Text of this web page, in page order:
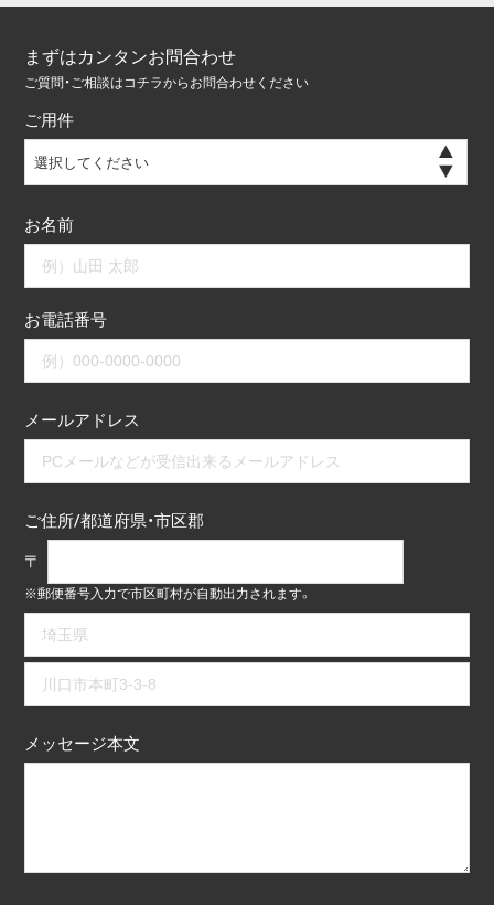
まずはカンタンお問合わせ
ご質問・ご相談はコチラからお問合わせください
ご用件
選択してください
お名前
お電話番号
メールアドレス
ご住所/都道府県・市区郡
〒
※郵便番号入力で市区町村が自動出力されます。
メッセージ本文